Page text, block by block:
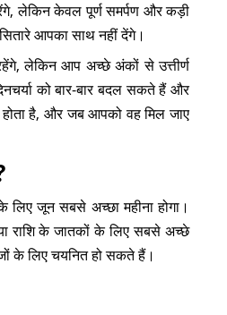
लेकिन केवल पूर्ण समर्पण और कड़ी
आपका साथ नहीं देंगे।
लेकिन आप अच्छे अंकों से उत्तीर्ण
को बार-बार बदल सकते हैं और
है, और जब आपको वह मिल जाए
लिए जून सबसे अच्छा महीना होगा।
राशि के जातकों के लिए सबसे अच्छे
के लिए चयनित हो सकते हैं।